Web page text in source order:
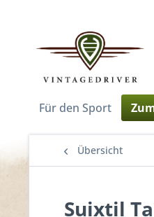
Für den Sport
Übersicht
Suixtil